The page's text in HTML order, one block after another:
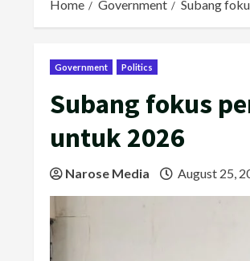
Home Government Subang
Government Politics
Subang fokus
untuk 2026
Narose Media August 25,